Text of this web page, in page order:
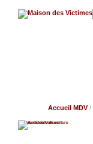
Accueil MDV/
Accidents de Voiture